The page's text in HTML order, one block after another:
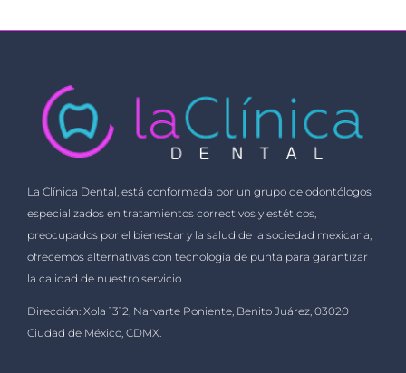
La Clínica Dental, está conformada por un grupo de odontólogos
especializados en tratamientos correctivos y estéticos,
preocupados por el bienestar y la salud de la sociedad mexicana,
ofrecemos alternativas con tecnología de punta para garantizar
la calidad de nuestro servicio.
Dirección: Xola 1312, Narvarte Poniente, Benito Juárez, 03020
Ciudad de México, CDMX.